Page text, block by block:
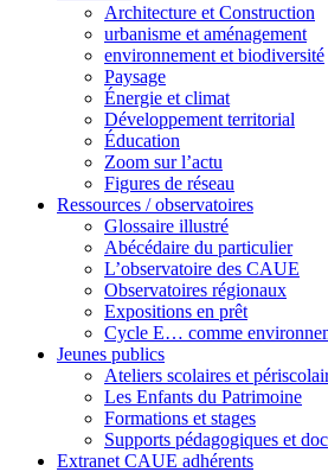
Architecture et Construction
urbanisme et aménagement
environnement et biodiversité
Paysage
Énergie et climat
Développement territorial
Éducation
Zoom sur l’actu
Figures de réseau
Ressources / observatoires
Glossaire illustré
Abécédaire du particulier
L’observatoire des CAUE
Observatoires régionaux
Expositions en prêt
Cycle E… comme
Jeunes publics
Ateliers scolaires et
Les Enfants du Patrimoine
Formations et stages
Supports pédagogiques et
Extranet CAUE adhérents